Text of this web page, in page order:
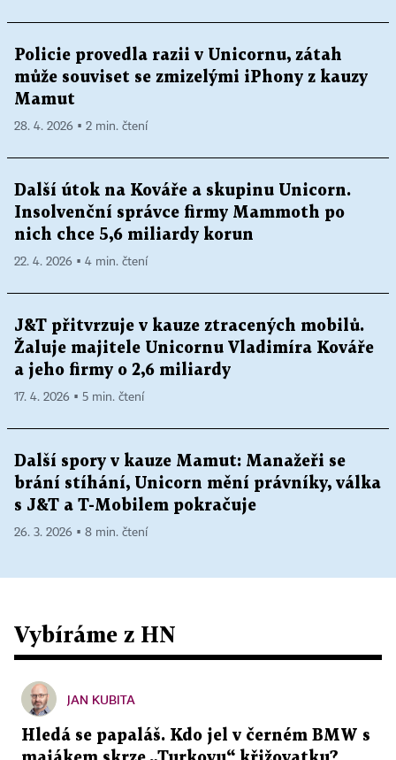
Policie provedla razii v Unicornu, zátah
může souviset se zmizelými iPhony z kauzy
Mamut
28. 4. 2026 ▪ 2 min. čtení
Další útok na Kováře a skupinu Unicorn.
Insolvenční správce firmy Mammoth po
nich chce 5,6 miliardy korun
22. 4. 2026 ▪ 4 min. čtení
J&T přitvrzuje v kauze ztracených mobilů.
Žaluje majitele Unicornu Vladimíra Kováře
a jeho firmy o 2,6 miliardy
17. 4. 2026 ▪ 5 min. čtení
Další spory v kauze Mamut: Manažeři se
brání stíhání, Unicorn mění právníky, válka
s J&T a T-Mobilem pokračuje
26. 3. 2026 ▪ 8 min. čtení
Vybíráme z HN
JAN KUBITA
Hledá se papaláš. Kdo jel v černém BMW s